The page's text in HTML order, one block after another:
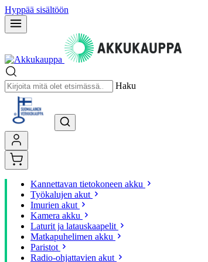
Hyppää sisältöön
Haku
Kannettavan tietokoneen akku
Työkalujen akut
Imurien akut
Kamera akku
Laturit ja latauskaapelit
Matkapuhelimen akku
Paristot
Radio-ohjattavien akut